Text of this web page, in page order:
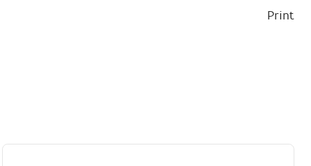
Print